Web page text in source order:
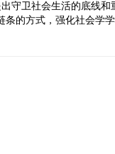
卫社会生活的底线和
的方式，强化社会学